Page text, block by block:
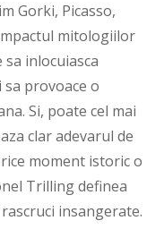
Gorki, Picasso,
mitologiilor
inlocuiasca
sa provoace o
Si, poate cel mai
clar adevarul de
moment istoric o
Trilling definea
insangerate.